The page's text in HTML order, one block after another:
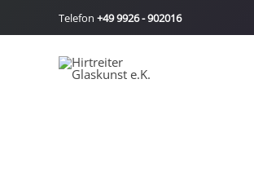
Inhalt
Telefon +49 9926 - 902016